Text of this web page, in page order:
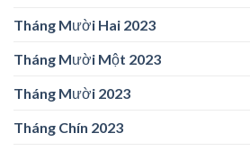
Tháng Mười Hai 2023
Tháng Mười Một 2023
Tháng Mười 2023
Tháng Chín 2023